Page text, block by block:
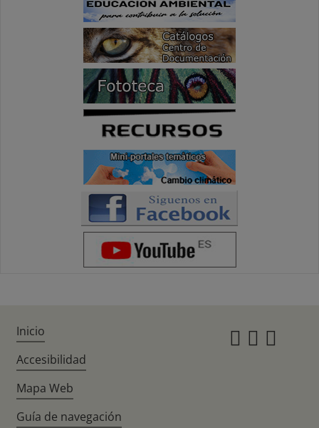
Inicio
Accesibilidad
Mapa Web
Guía de navegación